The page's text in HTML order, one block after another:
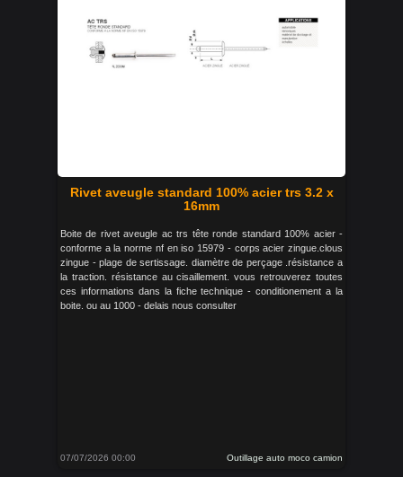
Rivet aveugle standard 100% acier trs 3.2 x
16mm
Boite de rivet aveugle ac trs tête ronde standard 100% acier -
conforme a la norme nf en iso 15979 - corps acier zingue.clous
zingue - plage de sertissage. diamètre de perçage .résistance a
la traction. résistance au cisaillement. vous retrouverez toutes
ces informations dans la fiche technique - conditionement a la
boite. ou au 1000 - delais nous consulter
07/07/2026 00:00 Outillage auto moco camion